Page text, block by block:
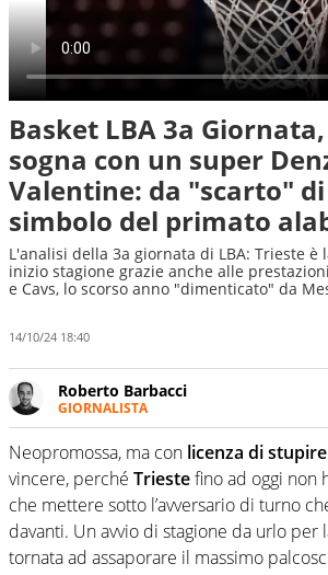
Basket LBA 3a
sogna con un super
Valentine: da "scarto"
simbolo del primato
L'analisi della 3a giornata di LBA: Trieste è
inizio stagione grazie anche alle
e Cavs, lo scorso anno "dimenticato" da
14/10/24 18:40
Roberto Barbacci
GIORNALISTA
Giornalista (pubblicista) sportivo a
tuttologo di Virgilio Sport. Provate a
scherma, di volley o di curling: ve
Neopromossa, ma con licenza di
vincere, perché Triestefino ad oggi non
che mettere sotto l’avversario di turno
davanti. Un avvio di stagione da urlo per
tornata ad assaporare il massimo